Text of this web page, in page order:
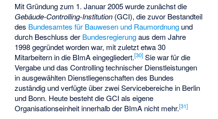
Mit Gründung zum 1. Januar 2005 wurde zunächst die
Gebäude-Controlling-Institution (GCI), die zuvor Bestandteil
des Bundesamtes für Bauwesen und Raumordnung und
durch Beschluss der Bundesregierungaus dem Jahre
1998 gegründet worden war, mit zuletzt etwa 30
Mitarbeitern in die BImA eingegliedert.[30] Sie war für die
Vergabe und das Controlling technischer Dienstleistungen
in ausgewählten Dienstliegenschaften des Bundes
zuständig und verfügte über zwei Servicebereiche in Berlin
und Bonn. Heute besteht die GCI als eigene
Organisationseinheit innerhalb der BImA nicht mehr.[31]